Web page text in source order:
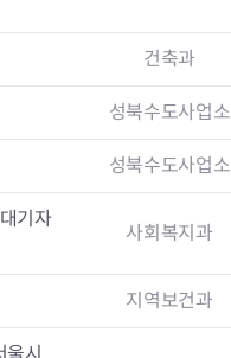
고충민원 신청방법 및 처리
조사결과 공표
옴부즈만 민원신청
사이버창업센터
동대문구 착한가격업소
숨어있는 착한가격업소 추천
장바구니 물가정보
전통시장
ESG경제지원센터
민생회복소비쿠폰 안내
건축과
성북수도사업소
성북수도사업소
기자
사회복지과
지역보건과